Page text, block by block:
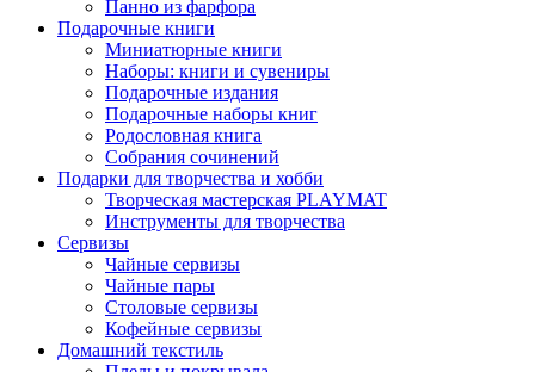
Панно из фарфора
Подарочные книги
Миниатюрные книги
Наборы: книги и сувениры
Подарочные издания
Подарочные наборы книг
Родословная книга
Собрания сочинений
Подарки для творчества и хобби
Творческая мастерская PLAYMAT
Инструменты для творчества
Cервизы
Чайные сервизы
Чайные пары
Столовые сервизы
Кофейные сервизы
Домашний текстиль